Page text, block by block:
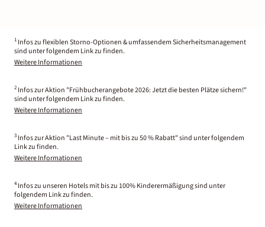
1 Infos zu flexiblen Storno-Optionen & umfassendem Sicherheitsmanagement
sind unter folgendem Link zu finden.
Weitere Informationen
2 Infos zur Aktion "Frühbucherangebote 2026: Jetzt die besten Plätze sichern!"
sind unter folgendem Link zu finden.
Weitere Informationen
3 Infos zur Aktion "Last Minute – mit bis zu 50 % Rabatt" sind unter folgendem
Link zu finden.
Weitere Informationen
4 Infos zu unseren Hotels mit bis zu 100% Kinderermäßigung sind unter
folgendem Link zu finden.
Weitere Informationen